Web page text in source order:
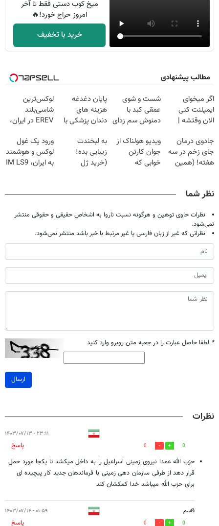
میخ کوب دستی فقط تا آخر
امروز حراج خورد!🔥
خرید با تخفیف
مطالب پیشنهادی
اگر میخوای
ایمپلنت کنی
الان وقتشه |
میلیون تومان!!!
شست و شوی
عمقی کبد با
دمنوش سم زدای
پایان دغدغه
هزینه های
دندان پزشکی با
خانگی
لوکس‌ترین
شاسی‌بلند
EREV در ایران،
رونمایی شد!
جادوی درمان
جای زخم در سه
هفته! (همین
ویدیو هولناک از
جوان کارتن
خوابی که
به لبخندت
زیبایی بده!
(خرید ژل
با40%تخفیف)
ورود یک غول
لوکس و هوشمند
به ایران، IM LS9
نظر شما
نظرات حاوی توهین و هرگونه نسبت ناروا به اشخاص حقیقی و حقوقی منتشر
نمی‌شود.
نظراتی که غیر از زبان فارسی یا غیر مرتبط با خبر باشد منتشر نمی‌شود.
* لطفا حاصل عبارت را در جعبه متن روبرو وارد کنید
ارسال
نظرات
۲۳:۱۱ - ۱۴۰۳/۰۷/۱۳
0
0
پاسخ
حزب الله عمدا نیروی زمینی اسراعیل را به داخل میکشد تا یکجا مورد حمل
قرار دهد از طرفی سازمان دهی زمینی با فرماندهان جدید کار پیچیده ای
برای حزب الله میباشد خدا کمکشان کند
قاسم ۰۱:۵۹ - ۱۴۰۳/۰۷/۱۴
0
0 پاسخ